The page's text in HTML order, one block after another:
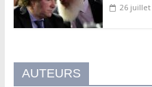
26 juillet
AUTEURS